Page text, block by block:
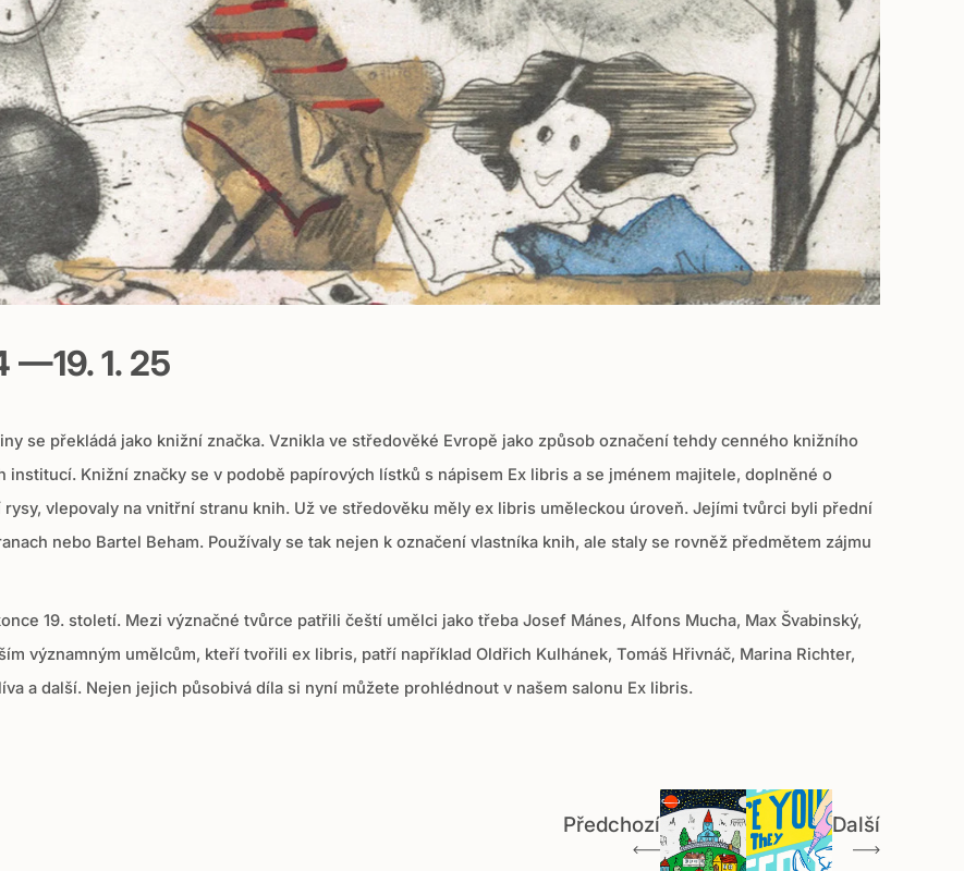
—19. 1. 25
se překládá jako knižní značka. Vznikla ve středověké Evropě jako způsob označení tehdy cenného knižního
Knižní značky se v podobě papírových lístků s nápisem Ex libris a se jménem majitele, doplněné o
vlepovaly na vnitřní stranu knih. Už ve středověku měly ex libris uměleckou úroveň. Jejími tvůrci byli přední
nebo Bartel Beham. Používaly se tak nejen k označení vlastníka knih, ale staly se rovněž předmětem zájmu
19. století. Mezi význačné tvůrce patřili čeští umělci jako třeba Josef Mánes, Alfons Mucha, Max Švabinský,
významným umělcům, kteří tvořili ex libris, patří například Oldřich Kulhánek, Tomáš Hřivnáč, Marina Richter,
a další. Nejen jejich působivá díla si nyní můžete prohlédnout v našem salonu Ex libris.
Předchozí Další